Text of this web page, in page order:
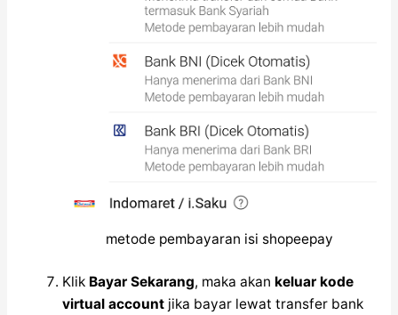
metode pembayaran isi shopeepay
Klik Bayar Sekarang, maka akan keluar kode
virtual account jika bayar lewat transfer bank